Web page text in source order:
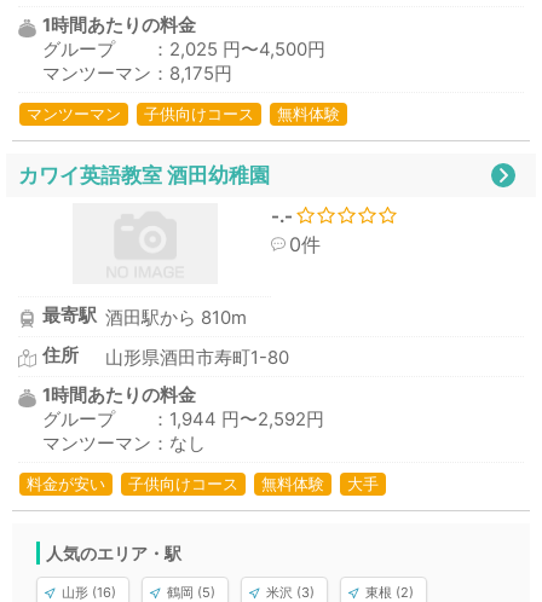
1時間あたりの料金
グループ ：2,025 円〜4,500円
マンツーマン：8,175円
マンツーマン 子供向けコース 無料体験
カワイ英語教室 酒田幼稚園
-.-
0件
最寄駅 酒田駅から 810m
住所
山形県酒田市寿町1-80
1時間あたりの料金
グループ ：1,944 円〜2,592円
マンツーマン：なし
料金が安い 子供向けコース 無料体験 大手
人気のエリア・駅
山形 (16) 鶴岡 (5) 米沢 (3) 東根 (2)